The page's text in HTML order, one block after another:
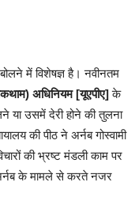
में विशेषज्ञ है। नवीनतम
अधिनियम [यूएपीए]के
या उसमें देरी होने की तुलना
की पीठ ने अर्नब गोस्वामी
की भ्रष्ट मंडली काम पर
के मामले से करते नजर